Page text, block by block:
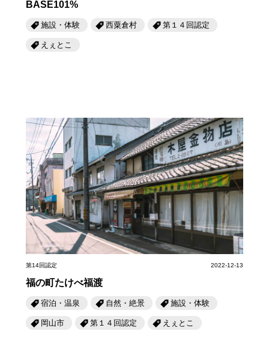
せとうちのおいしいシリーズ
生スフレ ふわり～ぬ
せとうちの果実 チューハイ
カテゴリー・タグ・キーワードから探す
第8回 岡山市 第7回 美作市/西粟倉村/奈義町/勝央町
第6回 瀬戸内市/備前市/和気町/赤磐市 第5回 津山市/鏡野町/吉備中央町/久米南町/美咲町
第4回 倉敷市/玉野市/浅口市/里庄町 第3回 尾道市/福山市/笠岡市/府中市
第2回 真庭市/新庄村 第1回 新見市/高梁市/総社市/井原市/矢掛町
ふるさとおこしプロジェクトとは
BASE101%
施設・体験 西粟倉村 第１４回認定
えぇとこ
第14回認定 2022-12-13
福の町たけべ福渡
宿泊・温泉 自然・絶景 施設・体験
岡山市 第１４回認定 えぇとこ